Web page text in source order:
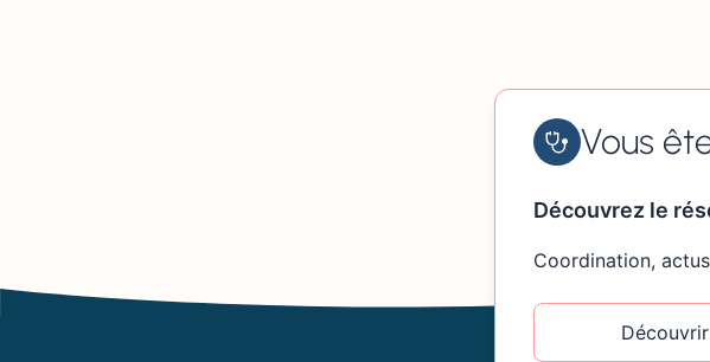
Vous
Découvrez le
Coordination,
Découvrir